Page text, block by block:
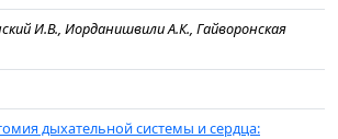
И.В., Иорданишвили А.К., Гайворонская
дыхательной системы и сердца: